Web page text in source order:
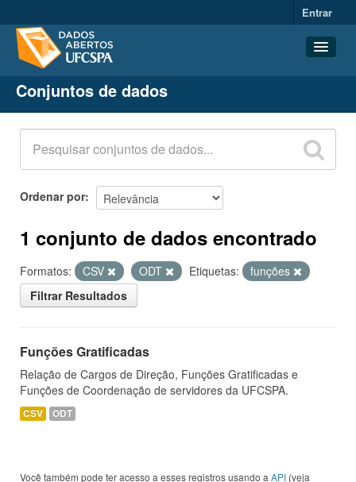
Entrar
Conjuntos de dados
Organizações
Grupos
Sobre
Conjuntos de dados
Ordenar por
1 conjunto de dados encontrado
Formatos: CSV ODT Etiquetas:
funções
Filtrar Resultados
Funções Gratificadas
Relação de Cargos de Direção, Funções Gratificadas e
Funções de Coordenação de servidores da UFCSPA.
CSV ODT
Você também pode ter acesso a esses registros usando a API (veja